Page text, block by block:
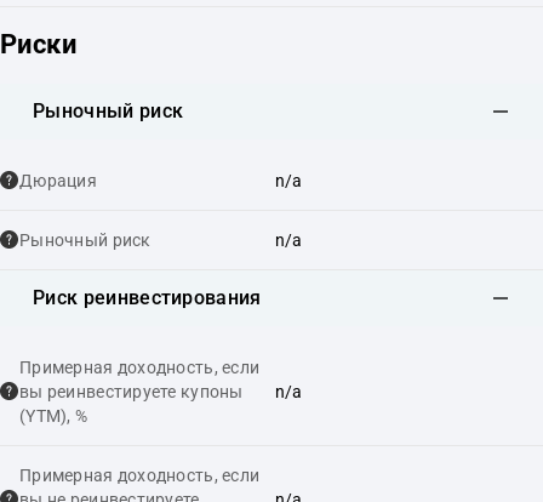
Риски
Рыночный риск
Дюрация n/a
Рыночный риск n/a
Риск реинвестирования
Примерная доходность, если
вы реинвестируете купоны
(YTM), %
n/a
Примерная доходность, если